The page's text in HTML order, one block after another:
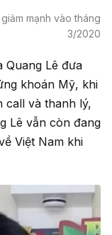
mạnh vào tháng
3/2020
Quang Lê đưa
khoán Mỹ, khi
call và thanh lý,
Lê vẫn còn đang
Việt Nam khi